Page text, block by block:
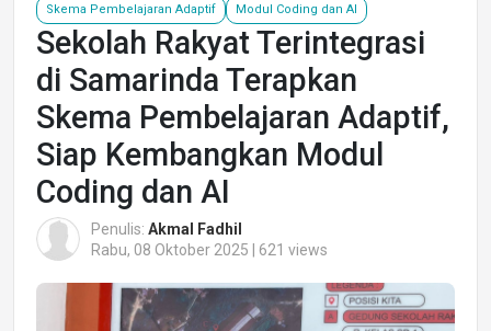
Skema Pembelajaran Adaptif Modul Coding dan AI
Sekolah Rakyat Terintegrasi
di Samarinda Terapkan
Skema Pembelajaran Adaptif,
Siap Kembangkan Modul
Coding dan AI
Penulis: Akmal Fadhil
Rabu, 08 Oktober 2025 | 621 views